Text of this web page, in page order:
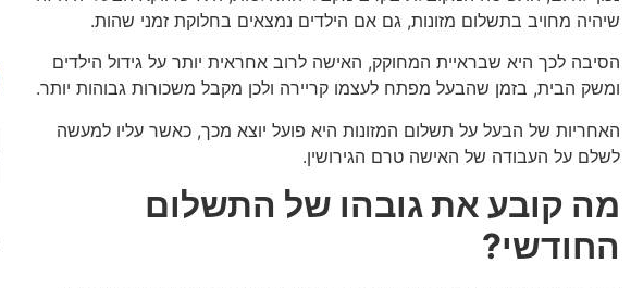
שיהיה מחויב בתשלום מזונות, גם אם הילדים נמצאים בחלוקת זמני שהות.
הסיבה לכך היא שבראיית המחוקק, האישה לרוב אחראית יותר על גידול הילדים
ומשק הבית, בזמן שהבעל מפתח לעצמו קריירה ולכן מקבל משכורות גבוהות יותר.
האחריות של הבעל על תשלום המזונות היא פועל יוצא מכך, כאשר עליו למעשה
לשלם על העבודה של האישה טרם הגירושין.
מה קובע את גובהו של התשלום
החודשי?